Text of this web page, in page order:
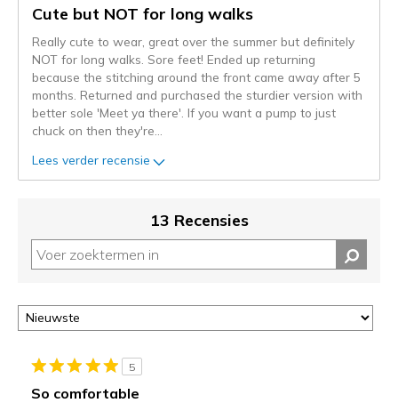
gemigreerd
de
niejee
page_id.
kunt
status
van
deze
of
door
href="javascript:location.href=location.pathname;">hier</a>
page
Cute but NOT for long walks
Really cute to wear, great over the summer but definitely
NOT for long walks. Sore feet! Ended up returning
because the stitching around the front came away after 5
months. Returned and purchased the sturdier version with
better sole 'Meet ya there'. If you want a pump to just
chuck on then they're
Lees verder recensie
13 Recensies
5
So comfortable